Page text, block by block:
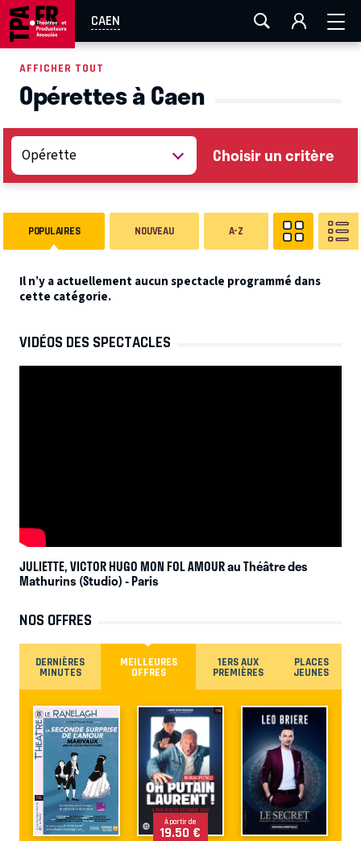
CAEN
AIX-MARSEILLE LA ROCHELLE
EN TOURNÉE
AFFICHER TOUT
Opérettes à Caen
Choisir un critère
POPULAIRES NOUVEAU A-Z
Il n’y a actuellement aucun spectacle programmé dans
cette catégorie.
VIDÉOS DES SPECTACLES
JULIETTE, VICTOR HUGO MON FOL AMOUR au Théâtre des
Mathurins (Studio)- Paris
NOS OFFRES
DERNIÈRES
MINUTES
MEILLEURES
OFFRES
1ERS AUX
PREMIÈRES
PLACES
JEUNES
À partir de
19.50 €